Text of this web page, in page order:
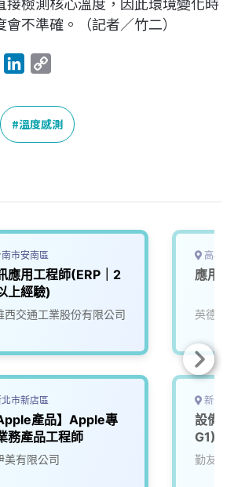
不準確。（記者／竹二）
e
n
k
e
n
p
y
L
k
溫度感測
南市安南區
應用工程師(ERP｜2
上經驗)
西交通工業股份有限公司
市新店區
Apple產品】Apple專
務產品工程師
美有限公司
高雄
應用
英德睿
新竹
設備
G1)
勤友企